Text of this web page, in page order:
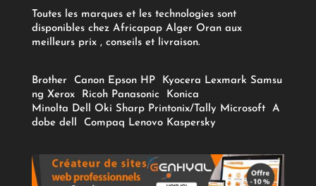
Toutes les marques et les technologies sont
disponibles chez Africapap Alger Oran aux
meilleurs prix , conseils et livraison.
Brother Canon Epson HP Kyocera Lexmark Samsu
ng Xerox Ricoh Panasonic
Konica
Minolta Dell Oki Sharp Printonix/Tally Microsoft
A
dobe dell Compaq Lenovo Kaspersky